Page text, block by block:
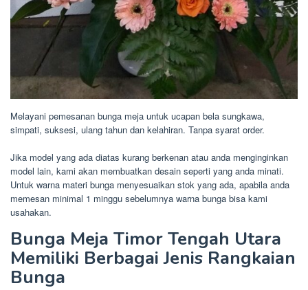
Melayani pemesanan bunga meja untuk ucapan bela sungkawa,
simpati, suksesi, ulang tahun dan kelahiran. Tanpa syarat order.
Jika model yang ada diatas kurang berkenan atau anda menginginkan
model lain, kami akan membuatkan desain seperti yang anda minati.
Untuk warna materi bunga menyesuaikan stok yang ada, apabila anda
memesan minimal 1 minggu sebelumnya warna bunga bisa kami
usahakan.
Bunga Meja Timor Tengah Utara
Memiliki Berbagai Jenis Rangkaian
Bunga